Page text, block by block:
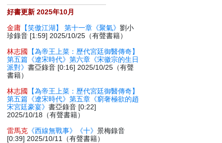
好書更新 2025年10月
金庸 【笑傲江湖】 第十一章《聚氣》劉小
珍錄音 [1:59] 2025/10/25（有聲書籍）
林志國
【為帝王上菜：歷代宮廷御醫傳奇】
第五篇《遼宋時代》第六章《宋徽宗的生日
派對》書亞錄音 [0:16] 2025/10/25（有聲
書籍）
林志國
【為帝王上菜：歷代宮廷御醫傳奇】
第五篇《遼宋時代》第五章《窮奢極欲的趙
宋宮廷豪宴》書亞錄音 [0:22]
2025/10/18（有聲書籍）
雷馬克 《西線無戰事》《十》景梅錄音
[0:39] 2025/10/11（有聲書籍）